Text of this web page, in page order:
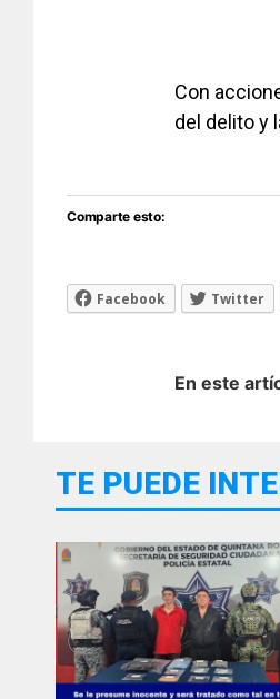
Con
del delito y
Comparte esto:
Facebook Twitter
En este
TE PUEDE